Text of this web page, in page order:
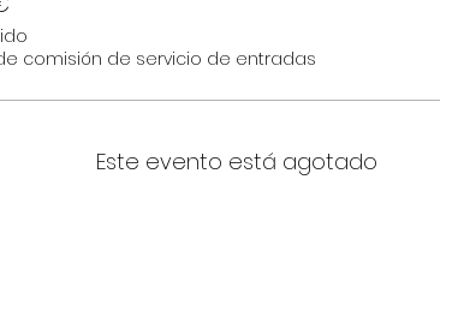
comisión de servicio de entradas
Este evento está agotado